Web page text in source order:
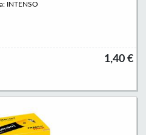
INTENSO
1,40 €